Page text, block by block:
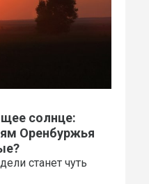
солнце:
Оренбуржья
станет чуть